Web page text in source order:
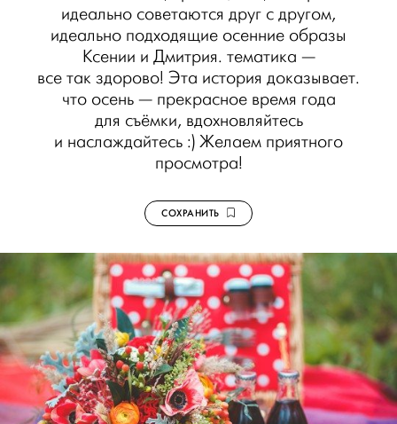
идеально советаются друг с другом,
идеально подходящие осенние образы
Ксении и Дмитрия. тематика —
все так здорово! Эта история доказывает.
что осень — прекрасное время года
для съёмки, вдохновляйтесь
и наслаждайтесь :) Желаем приятного
просмотра!
СОХРАНИТЬ